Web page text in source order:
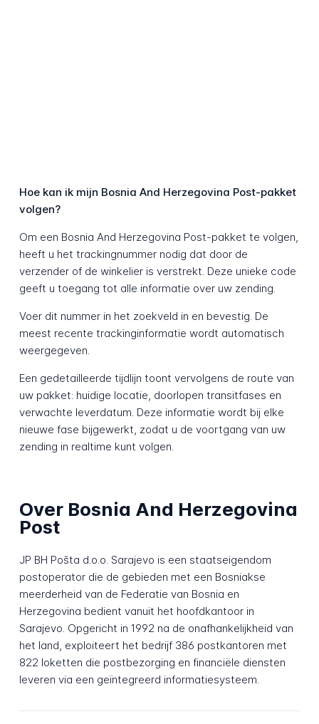
Hoe kan ik mijn Bosnia And Herzegovina Post-pakket
volgen?
Om een Bosnia And Herzegovina Post-pakket te volgen,
heeft u het trackingnummer nodig dat door de
verzender of de winkelier is verstrekt. Deze unieke code
geeft u toegang tot alle informatie over uw zending.
Voer dit nummer in het zoekveld in en bevestig. De
meest recente trackinginformatie wordt automatisch
weergegeven.
Een gedetailleerde tijdlijn toont vervolgens de route van
uw pakket: huidige locatie, doorlopen transitfases en
verwachte leverdatum. Deze informatie wordt bij elke
nieuwe fase bijgewerkt, zodat u de voortgang van uw
zending in realtime kunt volgen.
Over Bosnia And Herzegovina
Post
JP BH Pošta d.o.o. Sarajevo is een staatseigendom
postoperator die de gebieden met een Bosniakse
meerderheid van de Federatie van Bosnia en
Herzegovina bedient vanuit het hoofdkantoor in
Sarajevo. Opgericht in 1992 na de onafhankelijkheid van
het land, exploiteert het bedrijf 386 postkantoren met
822 loketten die postbezorging en financiële diensten
leveren via een geïntegreerd informatiesysteem.